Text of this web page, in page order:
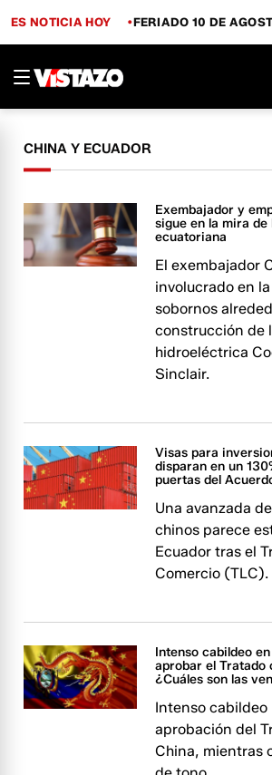
ES NOTICIA HOY FERIADO 10 DE
CHINA Y ECUADOR
Exembajador y
sigue en la mira
ecuatoriana
El exembajador
involucrado en
sobornos
construcción de
hidroeléctrica
Sinclair.
Visas para
disparan en un
puertas del
Una avanzada
chinos parece
Ecuador tras el
Comercio (TLC).
Intenso cabildeo
aprobar el Tratado
¿Cuáles son las
Intenso cabildeo
aprobación del
China, mientras